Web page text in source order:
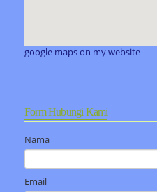
google maps on my website
Form Hubungi Kami
Nama
Email